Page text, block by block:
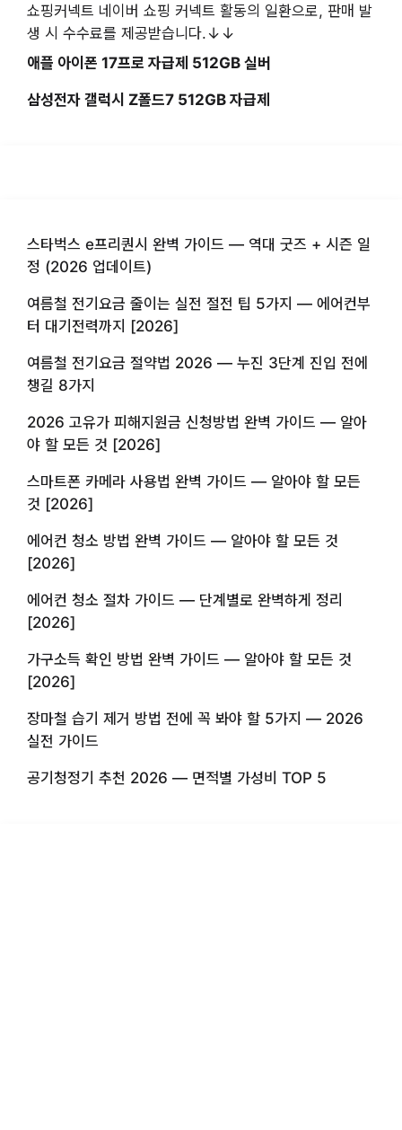
쇼핑커넥트 네이버 쇼핑 커넥트 활동의 일환으로, 판매 발
생 시 수수료를 제공받습니다.↓↓
애플 아이폰 17프로 자급제 512GB 실버
삼성전자 갤럭시 Z폴드7 512GB 자급제
스타벅스 e프리퀀시 완벽 가이드 — 역대 굿즈 + 시즌 일
정 (2026 업데이트)
여름철 전기요금 줄이는 실전 절전 팁 5가지 — 에어컨부
터 대기전력까지 [2026]
여름철 전기요금 절약법 2026 — 누진 3단계 진입 전에
챙길 8가지
2026 고유가 피해지원금 신청방법 완벽 가이드 — 알아
야 할 모든 것 [2026]
스마트폰 카메라 사용법 완벽 가이드 — 알아야 할 모든
것 [2026]
에어컨 청소 방법 완벽 가이드 — 알아야 할 모든 것
[2026]
에어컨 청소 절차 가이드 — 단계별로 완벽하게 정리
[2026]
가구소득 확인 방법 완벽 가이드 — 알아야 할 모든 것
[2026]
장마철 습기 제거 방법 전에 꼭 봐야 할 5가지 — 2026
실전 가이드
공기청정기 추천 2026 — 면적별 가성비 TOP 5